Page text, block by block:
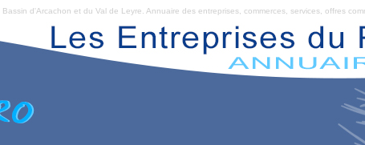
d'Arcachon et du Val de Leyre. Annuaire des entreprises, commerces, services, offres